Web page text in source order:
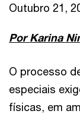
Outubro 21,
Por Karina
O processo
especiais
físicas, em